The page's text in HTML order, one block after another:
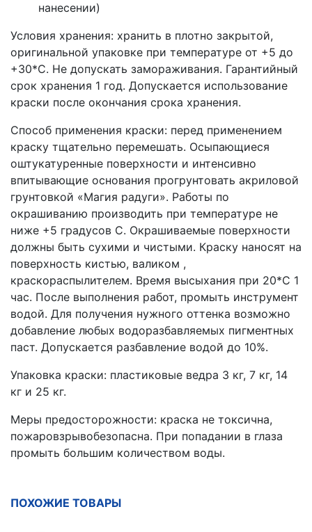
нанесении)
Условия хранения: хранить в плотно закрытой,
оригинальной упаковке при температуре от +5 до
+30*С. Не допускать замораживания. Гарантийный
срок хранения 1 год. Допускается использование
краски после окончания срока хранения.
Способ применения краски: перед применением
краску тщательно перемешать. Осыпающиеся
оштукатуренные поверхности и интенсивно
впитывающие основания прогрунтовать акриловой
грунтовкой «Магия радуги». Работы по
окрашиванию производить при температуре не
ниже +5 градусов С. Окрашиваемые поверхности
должны быть сухими и чистыми. Краску наносят на
поверхность кистью, валиком ,
краскораспылителем. Время высыхания при 20*С 1
час. После выполнения работ, промыть инструмент
водой. Для получения нужного оттенка возможно
добавление любых водоразбавляемых пигментных
паст. Допускается разбавление водой до 10%.
Упаковка краски: пластиковые ведра 3 кг, 7 кг, 14
кг и 25 кг.
Меры предосторожности: краска не токсична,
пожаровзрывобезопасна. При попадании в глаза
промыть большим количеством воды.
ПОХОЖИЕ ТОВАРЫ